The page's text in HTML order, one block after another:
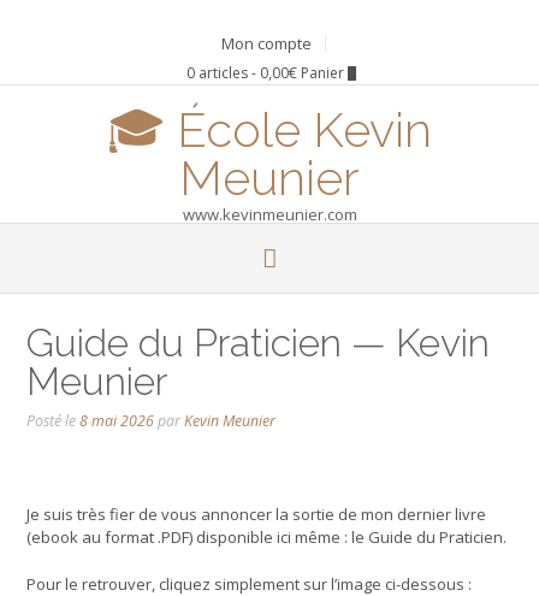
Mon compte
0 articles - 0,00€ Panier
🎓 École Kevin
Meunier
www.kevinmeunier.com
Guide du Praticien — Kevin
Meunier
Posté le8 mai 2026parKevin Meunier
Je suis très fier de vous annoncer la sortie de mon dernier livre
(ebook au format .PDF) disponible ici même : le Guide du Praticien.
Pour le retrouver, cliquez simplement sur l’image ci-dessous :